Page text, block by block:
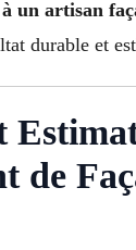
un artisan
durable et
de